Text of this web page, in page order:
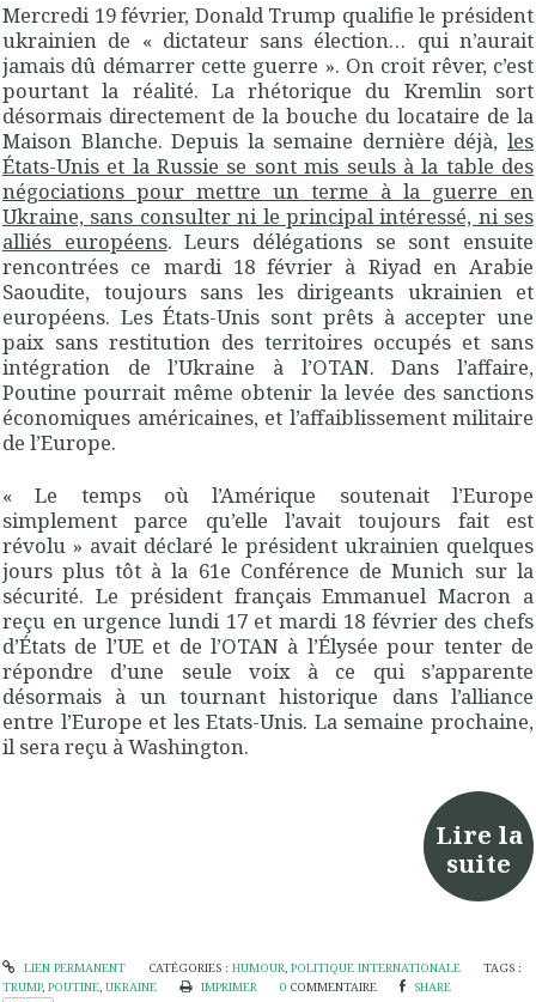
Mercredi 19 février, Donald Trump qualifie le président
ukrainien de « dictateur sans élection… qui n’aurait
jamais dû démarrer cette guerre ». On croit rêver, c’est
pourtant la réalité. La rhétorique du Kremlin sort
désormais directement de la bouche du locataire de la
Maison Blanche. Depuis la semaine dernière déjà, les
États-Unis et la Russie se sont mis seuls à la table des
négociations pour mettre un terme à la guerre en
Ukraine, sans consulter ni le principal intéressé, ni ses
alliés européens. Leurs délégations se sont ensuite
rencontrées ce mardi 18 février à Riyad en Arabie
Saoudite, toujours sans les dirigeants ukrainien et
européens. Les États-Unis sont prêts à accepter une
paix sans restitution des territoires occupés et sans
intégration de l’Ukraine à l’OTAN. Dans l’affaire,
Poutine pourrait même obtenir la levée des sanctions
économiques américaines, et l’affaiblissement militaire
de l’Europe.
« Le temps où l’Amérique soutenait l’Europe
simplement parce qu’elle l’avait toujours fait est
révolu » avait déclaré le président ukrainien quelques
jours plus tôt à la 61e Conférence de Munich sur la
sécurité. Le président français Emmanuel Macron a
reçu en urgence lundi 17 et mardi 18 février des chefs
d’États de l’UE et de l’OTAN à l’Élysée pour tenter de
répondre d’une seule voix à ce qui s’apparente
désormais à un tournant historique dans l’alliance
entre l’Europe et les Etats-Unis. La semaine prochaine,
il sera reçu à Washington.
Lire la
suite
LIEN PERMANENT CATÉGORIES : HUMOUR, POLITIQUE INTERNATIONALE
TAGS :
TRUMP, POUTINE, UKRAINE IMPRIMER 0 COMMENTAIRE SHARE